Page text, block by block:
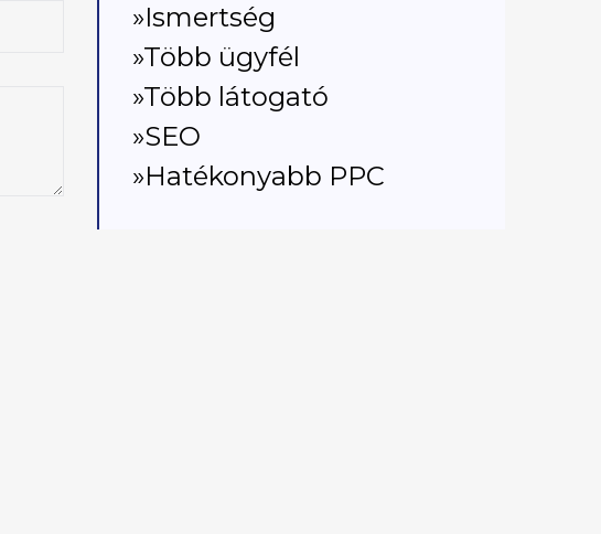
»Ismertség
»Több ügyfél
»Több látogató
»SEO
»Hatékonyabb PPC